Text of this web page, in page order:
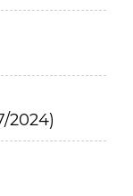
2024)